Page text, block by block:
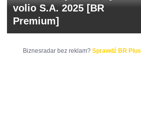
volio S.A. 2025 [BR
Premium]
Biznesradar bez reklam? Sprawdź BR Plus